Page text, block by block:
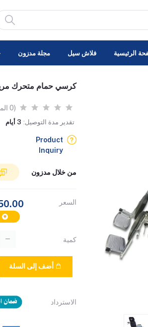
الرئيسية فلاش سيل مجلة مدزون
كرسي حمام متحرك
(0 المراجعات)
تقدير مدة التوصيل: 3 أيام
Product
Inquiry
من خلال مدزون
السعر
كمية
أضف إلى السلة
الاسترداد